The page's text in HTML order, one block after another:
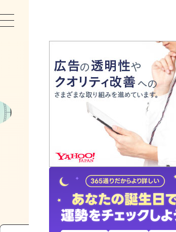
トップ
ユーザーの声
占いの流れ
おすすめの占い師
よくある質問